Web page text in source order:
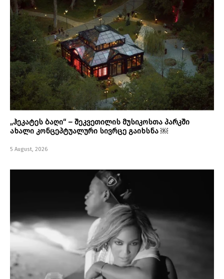
„ჰეკატეს ბაღი“ – შეკვეთილის მუსიკოსთა პარკში
ახალი კონცეპტუალური სივრცე გაიხსნა ￼
5 August, 2026